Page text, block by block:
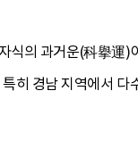
식의 과거운(科擧運)
히 경남 지역에서 다